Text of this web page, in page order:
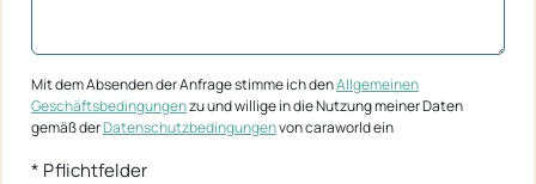
Mit dem Absenden der Anfrage stimme ich denAllgemeinen
Geschäftsbedingungenzu und willige in die Nutzung meiner Daten
gemäß derDatenschutzbedingungenvon caraworld ein
* Pflichtfelder